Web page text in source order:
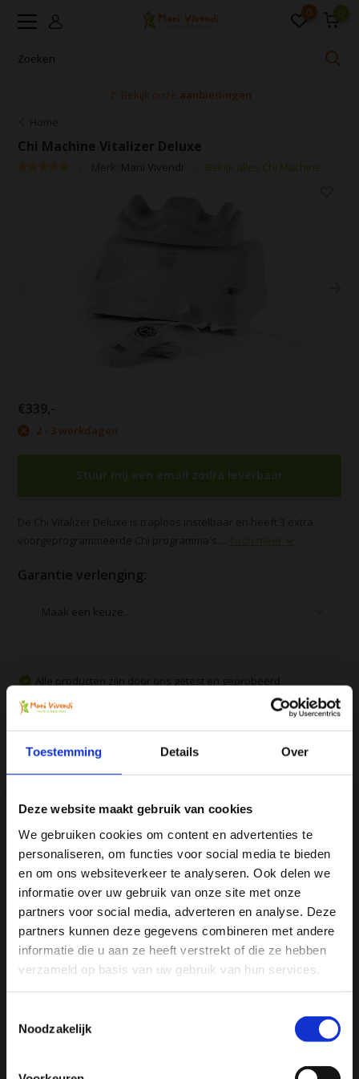
Toestemming Details Over
Deze website maakt gebruik van cookies
We gebruiken cookies om content en advertenties te
personaliseren, om functies voor social media te bieden
en om ons websiteverkeer te analyseren. Ook delen we
informatie over uw gebruik van onze site met onze
partners voor social media, adverteren en analyse. Deze
partners kunnen deze gegevens combineren met andere
informatie die u aan ze heeft verstrekt of die ze hebben
verzameld op basis van uw gebruik van hun services.
Noodzakelijk
0 0
🚩 Bekijk onze aanbiedingen
Chi Machine Vitalizer Deluxe
Mani Vivendi Bekijk alles Chi Machine
€339,-
2 - 3 werkdagen
Stuur mij een email zodra leverbaar
voorgeprogrammeerde Chi programma's....Toon meer
Garantie verlenging:
Alle producten zijn door ons getest en geprobeerd
Voor 16:00 besteld, zelfde dag verzonden
Vergelijk
Productomschrijving
Specificaties
Delen
Ja, ik wil 5% korting op mijn
volgende bestelling!
Ontvang direct 5% kortingop je volgende aankoop en
profiteer maandelijks van hoge kortingen door je te
abonneren op onze leuke nieuwsbrief! 😀